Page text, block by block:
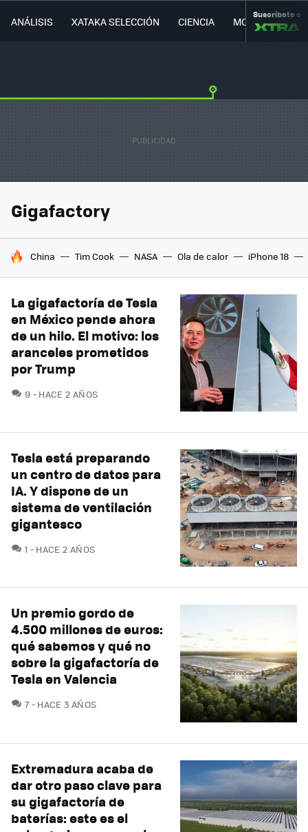
ANÁLISIS XATAKA SELECCIÓN CIENCIA MOVILIDAD
Suscríbete a
Gigafactory
HOY SE HABLA DE
China Tim Cook NASA Ola de calor iPhone 18
La gigafactoría de Tesla
en México pende ahora
de un hilo. El motivo: los
aranceles prometidos
por Trump
9 COMENTARIOS
HACE 2 AÑOS
Tesla está preparando
un centro de datos para
IA. Y dispone de un
sistema de ventilación
gigantesco
1 COMENTARIOS
HACE 2 AÑOS
Un premio gordo de
4.500 millones de euros:
qué sabemos y qué no
sobre la gigafactoría de
Tesla en Valencia
7COMENTARIOS
HACE 3 AÑOS
Extremadura acaba de
dar otro paso clave para
su gigafactoría de
baterías: este es el